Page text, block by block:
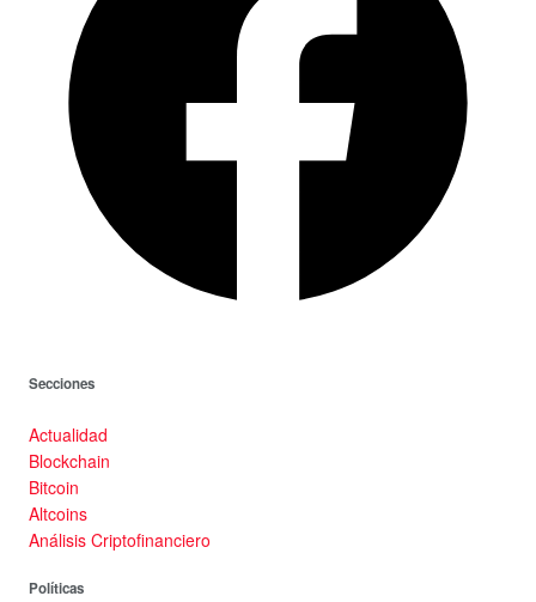
Secciones
Actualidad
Blockchain
Bitcoin
Altcoins
Análisis Criptofinanciero
Políticas